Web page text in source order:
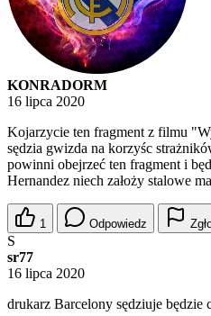
KONRADORM
16 lipca 2020
Kojarzycie ten fragment z filmu
sędzia gwizda na korzyśc
powinni obejrzeć ten fragment i
Hernandez niech założy stalowe
1 Odpowiedz
S
sr77
16 lipca 2020
drukarz Barcelony sędziuje będzie